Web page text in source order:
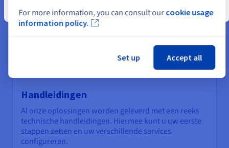
Handleidingen
Al onze oplossingen worden geleverd met een reeks
technische handleidingen. Hiermee kunt u uw eerste
stappen zetten en uw verschillende services
configureren.
Sluiten
For more information, you can consult our cookie usage
information policy.
Set up Accept all